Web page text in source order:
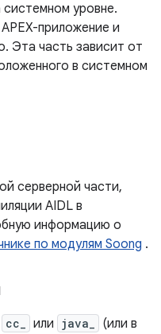
уровне.
приложение и
Эта часть зависит от
в системном
серверной части,
AIDL в
информацию о
по модулям Soong .
cc_ или java_
(или в